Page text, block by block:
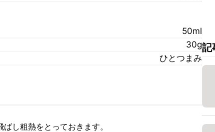
50ml
30g
ひとつまみ
し粗熱をとっておきます。
記